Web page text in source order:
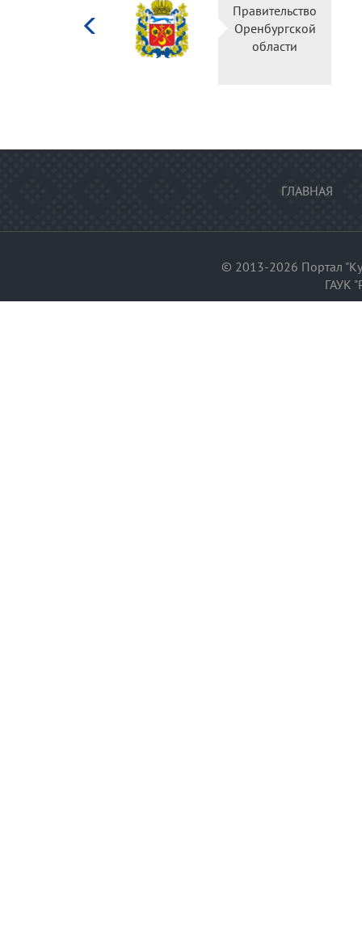
культуры
Российской
Правительство
Оренбургской
области
ГЛАВНАЯ
© 2013-2026 Портал
ГАУК